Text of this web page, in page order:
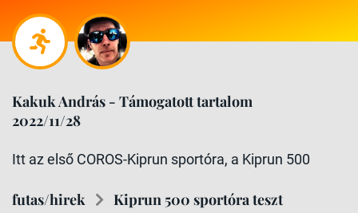
Kakuk András - Támogatott tartalom
2022/11/28
Itt az első COROS-Kiprun sportóra, a Kiprun 500
futas/hirek Kiprun 500 sportóra teszt